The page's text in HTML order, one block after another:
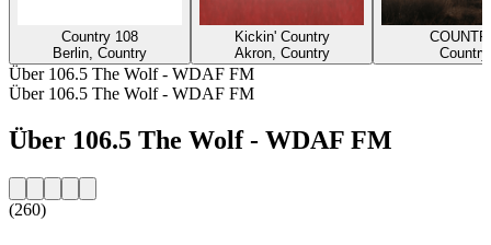
Country 108
Berlin, Country
Kickin' Country
Akron, Country
Country
Über 106.5 The Wolf - WDAF FM
Über 106.5 The Wolf - WDAF FM
Über 106.5 The Wolf - WDAF FM
(260)